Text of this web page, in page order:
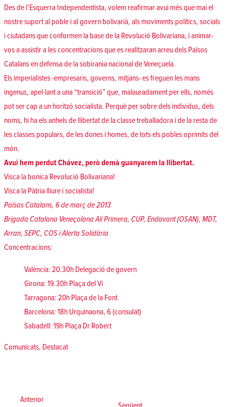
Des de l’Esquerra Independentista, volem reafirmar avui més que mai el
nostre suport al poble i al govern bolivarià, als moviments polítics, socials
i ciutadans que conformen la base de la Revolució Bolivariana, i animar-
vos a assistir a les concentracions que es realitzaran arreu dels Països
Catalans en defensa de la sobirania nacional de Veneçuela.
Els imperialistes -empresaris, governs, mitjans- es freguen les mans
ingenus, apel·lant a una “transició” que, malauradament per ells, només
pot ser cap a un horitzó socialista. Perquè per sobre dels individus, dels
noms, hi ha els anhels de llibertat de la classe treballadora i de la resta de
les classes populars, de les dones i homes, de tots els pobles oprimits del
món.
Avui hem perdut Chávez, però demà guanyarem la llibertat.
Visca la bonica Revolució Bolivariana!
Visca la Pàtria lliure i socialista!
Països Catalans, 6 de març de 2013
Brigada Catalana Veneçolana Alí Primera, CUP, Endavant (OSAN), MDT,
Arran, SEPC, COS i Alerta Solidària
Concentracions:
València: 20.30h Delegació de govern
Girona: 19.30h Plaça del Vi
Tarragona: 20h Plaça de la Font
Barcelona: 18h Urquinaona, 6 (consulat)
Sabadell: 19h Plaça Dr Robert
Posted in
Comunicats, Destacat
d'entradesAnteriorAnterior: